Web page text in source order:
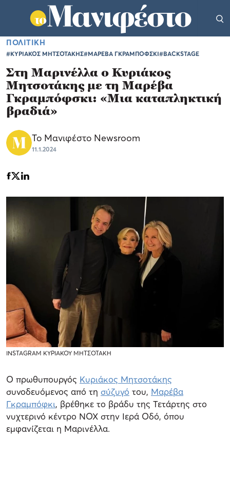
ΠΟΛΙΤΙΚΗ
#ΚΥΡΙΑΚΟΣ ΜΗΤΣΟΤΑΚΗΣ#ΜΑΡΕΒΑ ΓΚΡΑΜΠΟΦΣΚΙ#BACKSTAGE
Στη Μαρινέλλα ο Κυριάκος
Μητσοτάκης με τη Μαρέβα
Γκραμπόφσκι: «Μια καταπληκτική
βραδιά»
Το Μανιφέστο Newsroom
11.1.2024
INSTAGRAM ΚΥΡΙΑΚΟΥ ΜΗΤΣΟΤΑΚΗ
Ο πρωθυπουργός Κυριάκος Μητσοτάκης
συνοδευόμενος από τη σύζυγό του, Μαρέβα
Γκραμπόφκι, βρέθηκε το βράδυ της Τετάρτης στο
νυχτερινό κέντρο ΝΟΧ στην Ιερά Οδό, όπου
εμφανίζεται η Μαρινέλλα.